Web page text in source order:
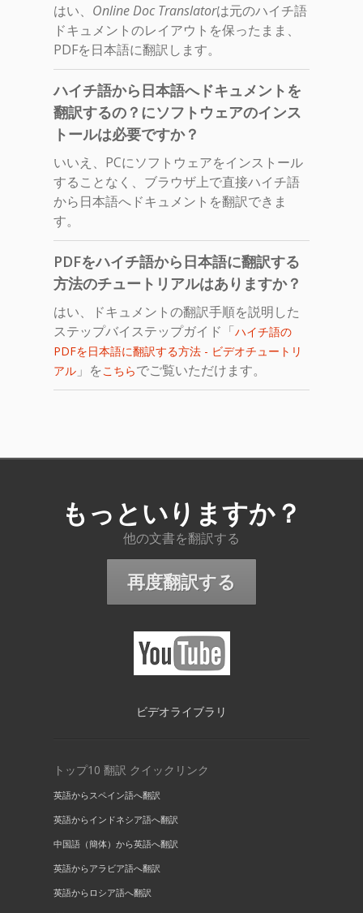
はい、 Online Doc Translatorは元のハイチ語
ドキュメントのレイアウトを保ったまま、
PDFを日本語に翻訳します。
ハイチ語から日本語へドキュメントを
翻訳するの？にソフトウェアのインス
トールは必要ですか？
いいえ、PCにソフトウェアをインストール
することなく、ブラウザ上で直接ハイチ語
から日本語へドキュメントを翻訳できま
す。
PDFをハイチ語から日本語に翻訳する
方法のチュートリアルはありますか？
はい、ドキュメントの翻訳手順を説明した
ステップバイステップガイド「ハイチ語の
PDFを日本語に翻訳する方法 - ビデオチュートリ
アル 」を こちらでご覧いただけます。
もっといりますか？
他の文書を翻訳する
再度翻訳する
ビデオライブラリ
トップ10 翻訳 クイックリンク
英語からスペイン語へ翻訳
英語からインドネシア語へ翻訳
中国語（簡体）から英語へ翻訳
英語からアラビア語へ翻訳
英語からロシア語へ翻訳